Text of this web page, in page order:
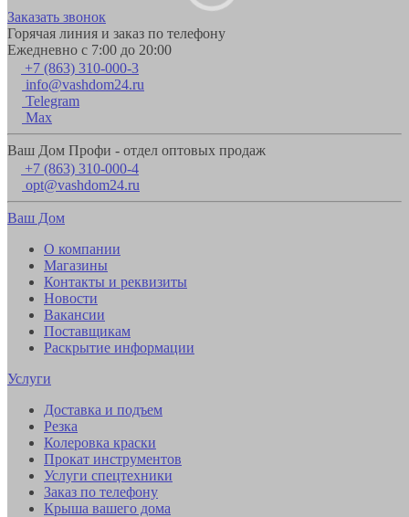
Заказать звонок
Горячая линия и заказ по телефону
Ежедневно с 7:00 до 20:00
+7 (863) 310-000-3
info@vashdom24.ru
Telegram
Max
Ваш Дом Профи - отдел оптовых продаж
+7 (863) 310-000-4
opt@vashdom24.ru
Ваш Дом
О компании
Магазины
Контакты и реквизиты
Новости
Вакансии
Поставщикам
Раскрытие информации
Услуги
Доставка и подъем
Резка
Колеровка краски
Прокат инструментов
Услуги спецтехники
Заказ по телефону
Крыша вашего дома